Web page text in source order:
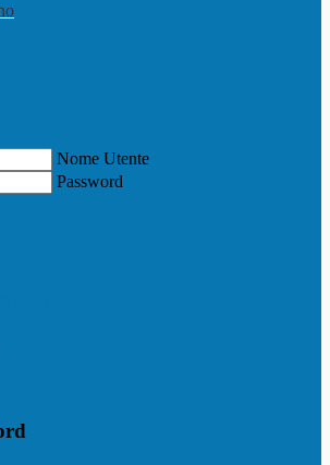
Nome Utente
Password